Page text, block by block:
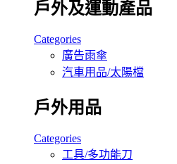
戶外及運動產品
Categories
廣告雨傘
汽車用品/太陽檔
戶外用品
Categories
工具/多功能刀